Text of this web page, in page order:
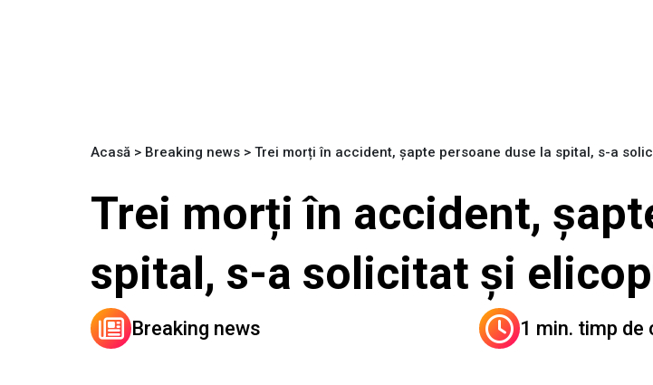
Acasă > Breaking news > Trei morți în accident, șapte persoane duse la spital, s-a
Trei morți în accident,
spital, s-a solicitat și
Breaking news 1 min. timp de